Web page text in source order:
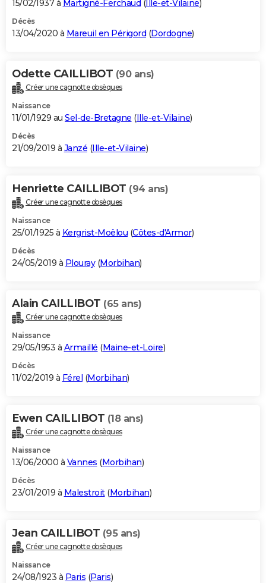
15/02/1937 à Martigné-Ferchaud ( Ille-et-Vilaine)
Décès
13/04/2020 à Mareuil en Périgord (Dordogne)
Odette CAILLIBOT (90 ans)
Créer une cagnotte obsèques
Naissance
11/01/1929 au Sel-de-Bretagne (Ille-et-Vilaine)
Décès
21/09/2019 à Janzé (Ille-et-Vilaine)
Henriette CAILLIBOT (94 ans)
Créer une cagnotte obsèques
Naissance
25/01/1925 à Kergrist-Moëlou (Côtes-d'Armor)
Décès
24/05/2019 à Plouray(Morbihan)
Alain CAILLIBOT (65 ans)
Créer une cagnotte obsèques
Naissance
29/05/1953 à Armaillé (Maine-et-Loire)
Décès
11/02/2019 à Férel (Morbihan)
Ewen CAILLIBOT (18 ans)
Créer une cagnotte obsèques
Naissance
13/06/2000 à Vannes (Morbihan)
Décès
23/01/2019 à Malestroit(Morbihan)
Jean CAILLIBOT (95 ans)
Créer une cagnotte obsèques
Naissance
24/08/1923 à Paris (Paris)